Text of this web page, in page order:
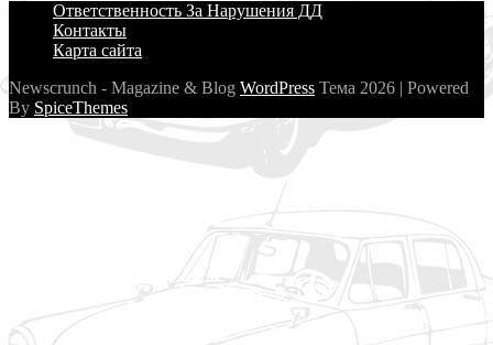
Ответственность За Нарушения ДД
Контакты
Карта сайта
Newscrunch - Magazine & Blog WordPress Тема 2026 | Powered
By SpiceThemes